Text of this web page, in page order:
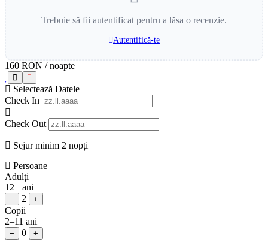
Trebuie să fii autentificat pentru a lăsa o recenzie.
Autentifică-te
160 RON / noapte
Selectează Datele
Check In
Check Out
Sejur minim 2 nopți
Persoane
Adulți
12+ ani
− 2 +
Copii
2–11 ani
− 0 +